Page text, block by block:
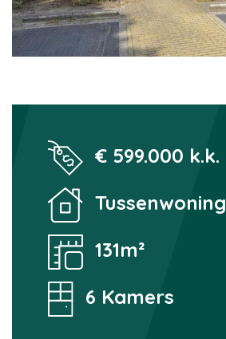
€ 599.000 k.k.
Tussenwoning
131m²
6 Kamers